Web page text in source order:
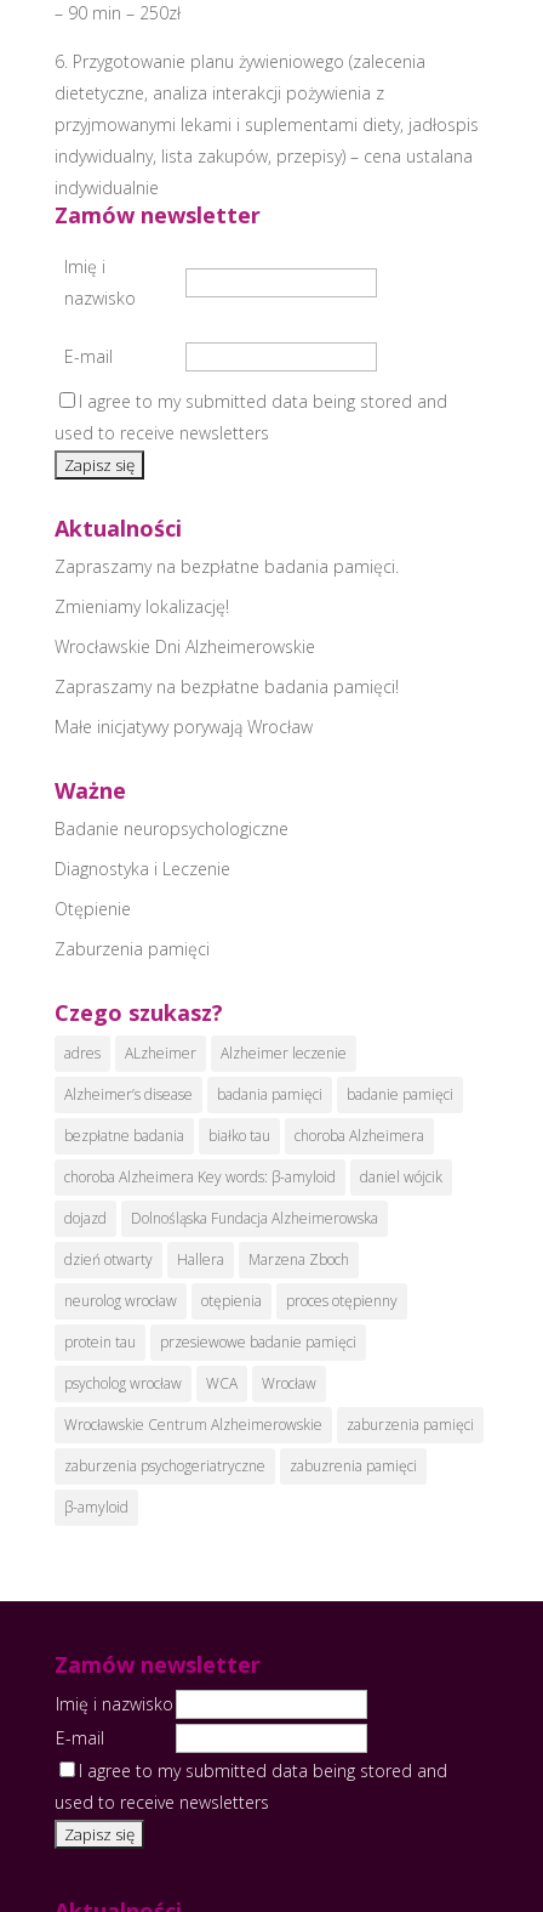
– 90 min – 250zł
6. Przygotowanie planu żywieniowego (zalecenia
dietetyczne, analiza interakcji pożywienia z
przyjmowanymi lekami i suplementami diety, jadłospis
indywidualny, lista zakupów, przepisy) – cena ustalana
indywidualnie
Zamów newsletter
Imię i
nazwisko
E-mail
I agree to my submitted data being stored and
used to receive newsletters
Aktualności
Zapraszamy na bezpłatne badania pamięci.
Zmieniamy lokalizację!
Wrocławskie Dni Alzheimerowskie
Zapraszamy na bezpłatne badania pamięci!
Małe inicjatywy porywają Wrocław
Ważne
Badanie neuropsychologiczne
Diagnostyka i Leczenie
Otępienie
Zaburzenia pamięci
Czego szukasz?
adres ALzheimer
Alzheimer leczenie
Alzheimer’s disease
badania pamięci
badanie pamięci
bezpłatne badania
białko tau
choroba Alzheimera
choroba Alzheimera Key words: β-amyloid
daniel wójcik
dojazd
Dolnośląska Fundacja Alzheimerowska
dzień otwarty
Hallera
Marzena Zboch
neurolog wrocław
otępienia
proces otępienny
protein tau
przesiewowe badanie pamięci
psycholog wrocław
WCA
Wrocław
Wrocławskie Centrum Alzheimerowskie
zaburzenia pamięci
zaburzenia psychogeriatryczne
zabuzrenia pamięci
β-amyloid
Zamów newsletter
Imię i nazwisko
E-mail
I agree to my submitted data being stored and
used to receive newsletters